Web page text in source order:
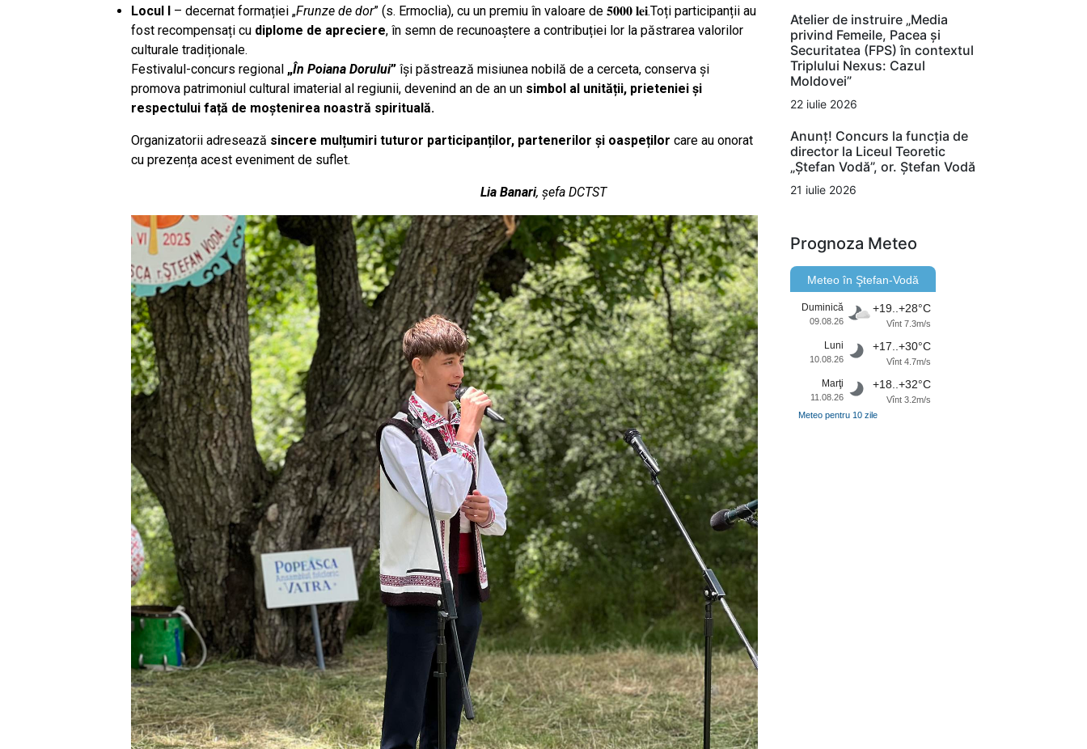
Locul I – decernat formației „Frunze de dor” (s. Ermoclia), cu un premiu în valoare de 𝟓𝟎𝟎𝟎 𝐥𝐞𝐢.Toți participanții au
fost recompensați cu diplome de apreciere, în semn de recunoaștere a contribuției lor la păstrarea valorilor
culturale tradiționale.
Festivalul-concurs regional „În Poiana Dorului” își păstrează misiunea nobilă de a cerceta, conserva și
promova patrimoniul cultural imaterial al regiunii, devenind an de an un simbol al unității, prieteniei și
respectului față de moștenirea noastră spirituală.
Organizatorii adresează sincere mulțumiri tuturor participanților, partenerilor și oaspeților care au onorat
cu prezența acest eveniment de suflet.
Lia Banari, șefa DCTST
Atelier de instruire „Media
privind Femeile, Pacea și
Securitatea (FPS) în contextul
Triplului Nexus: Cazul
Moldovei”
22 iulie 2026
Anunț! Concurs la funcția de
director la Liceul Teoretic
„Ștefan Vodă”, or. Ștefan Vodă
21 iulie 2026
Prognoza Meteo
Meteo în Ştefan-Vodă
Duminică
09.08.26
+19..+28°C
Vînt 7.3m/s
Luni
10.08.26
+17..+30°C
Vînt 4.7m/s
Marţi
11.08.26
+18..+32°C
Vînt 3.2m/s
Meteo pentru 10 zile